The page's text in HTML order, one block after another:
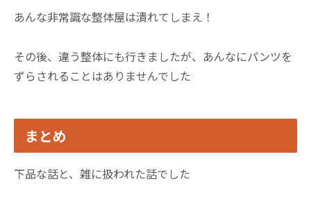
あんな非常識な整体屋は潰れてしまえ！
その後、違う整体にも行きましたが、あんなにパンツを
ずらされることはありませんでした
まとめ
下品な話と、雑に扱われた話でした